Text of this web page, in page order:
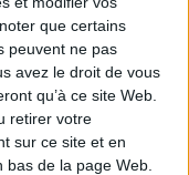
que certains
peuvent ne pas
avez le droit de vous
qu’à ce site Web.
retirer votre
sur ce site et en
de la page Web.